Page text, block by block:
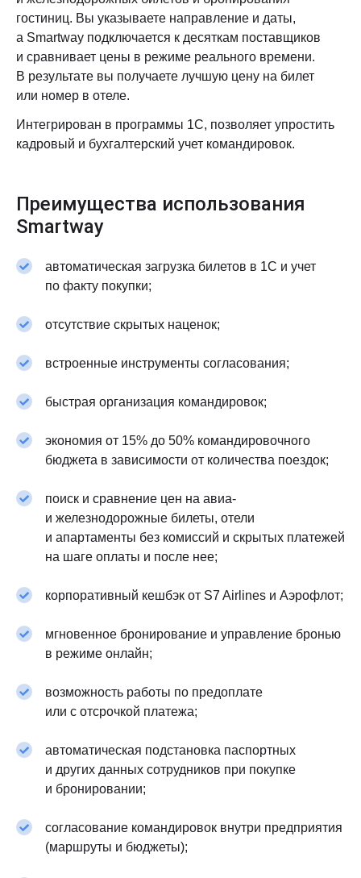
гостиниц. Вы указываете направление и даты,
а Smartway подключается к десяткам поставщиков
и сравнивает цены в режиме реального времени.
В результате вы получаете лучшую цену на билет
или номер в отеле.
Интегрирован в программы 1С, позволяет упростить
кадровый и бухгалтерский учет командировок.
Преимущества использования
Smartway
автоматическая загрузка билетов в 1С и учет
по факту покупки;
отсутствие скрытых наценок;
встроенные инструменты согласования;
быстрая организация командировок;
экономия от 15% до 50% командировочного
бюджета в зависимости от количества поездок;
поиск и сравнение цен на авиа-
и железнодорожные билеты, отели
и апартаменты без комиссий и скрытых платежей
на шаге оплаты и после нее;
корпоративный кешбэк от S7 Airlines и Аэрофлот;
мгновенное бронирование и управление бронью
в режиме онлайн;
возможность работы по предоплате
или с отсрочкой платежа;
автоматическая подстановка паспортных
и других данных сотрудников при покупке
и бронировании;
согласование командировок внутри предприятия
(маршруты и бюджеты);